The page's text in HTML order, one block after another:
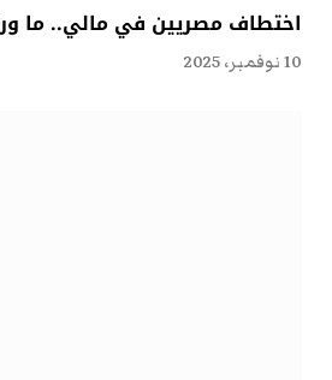
اختطاف مصريين في مالي.. ما
10 نوفمبر، 2025